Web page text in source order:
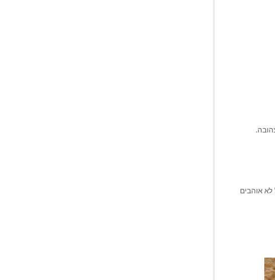
ג'ר מהגבינה הצהובה.
לא אוהבים